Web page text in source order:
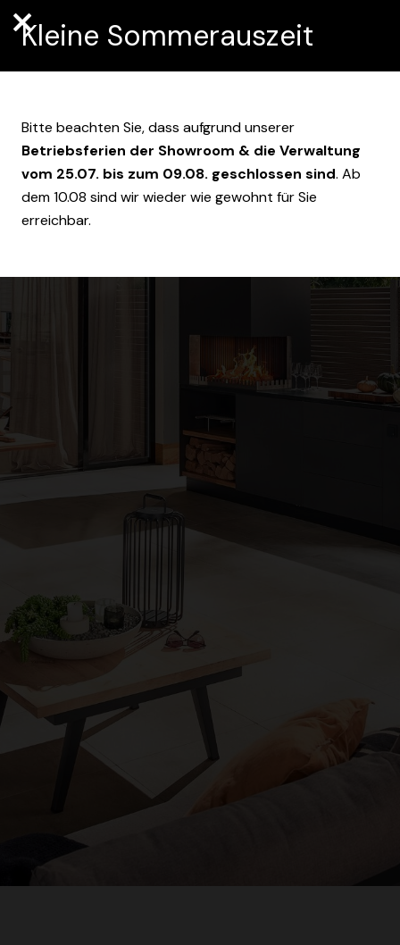
Kleine Sommerauszeit
Bitte beachten Sie, dass aufgrund unserer
Betriebsferien der Showroom & die Verwaltung
vom 25.07. bis zum 09.08. geschlossen sind. Ab
dem 10.08 sind wir wieder wie gewohnt für Sie
erreichbar.